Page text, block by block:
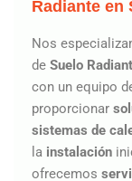
Radiante en
Nos
de Suelo
con un equipo
proporcionar
sistemas de
la instalación
ofrecemos